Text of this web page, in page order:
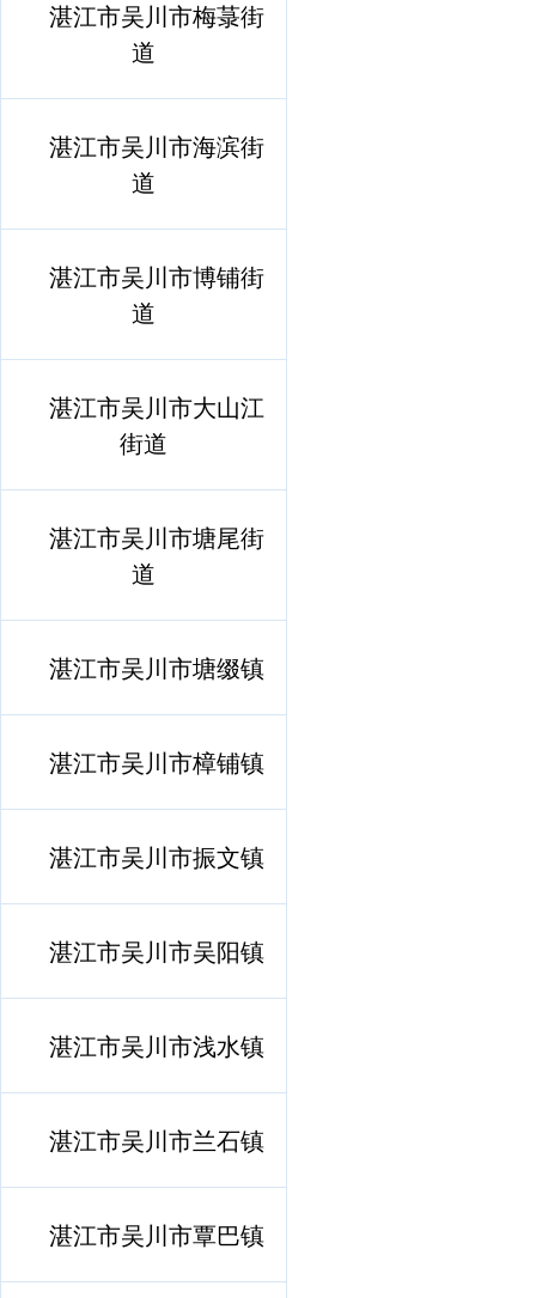
湛江市吴川市梅菉街
道
湛江市吴川市海滨街
道
湛江市吴川市博铺街
道
湛江市吴川市大山江
街道
湛江市吴川市塘尾街
道
湛江市吴川市塘缀镇
湛江市吴川市樟铺镇
湛江市吴川市振文镇
湛江市吴川市吴阳镇
湛江市吴川市浅水镇
湛江市吴川市兰石镇
湛江市吴川市覃巴镇